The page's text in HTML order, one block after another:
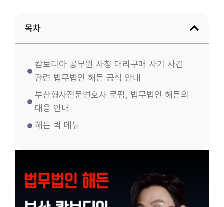
목차
캄보디아 공무원 사칭 대리구매 사기 사건
관련 법무법인 해든 공식 안내
부산형사전문변호사 로펌, 법무법인 해든의
대응 안내
해든 퀵 메뉴